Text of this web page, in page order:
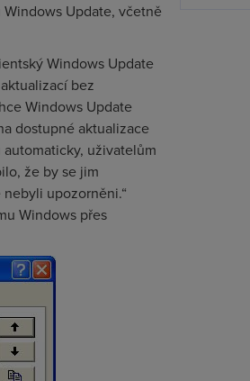
Update, včetně
Windows Update
bez
Windows Update
dostupné aktualizace
uživatelům
že by se jim
upozorněni.“
Windows přes